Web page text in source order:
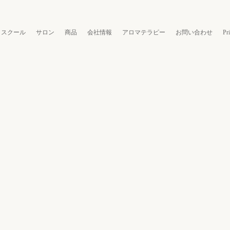
スクール サロン 商品 会社情報 アロマテラピー お問い合わせ